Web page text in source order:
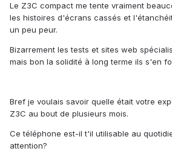
Le Z3C compact me tente vraiment
les histoires d'écrans cassés et
un peu peur.
Bizarrement les tests et sites web
mais bon la solidité à long terme ils s'en
Bref je voulais savoir quelle était votre
Z3C au bout de plusieurs mois.
Ce téléphone est-il t'il utilisable au
attention?